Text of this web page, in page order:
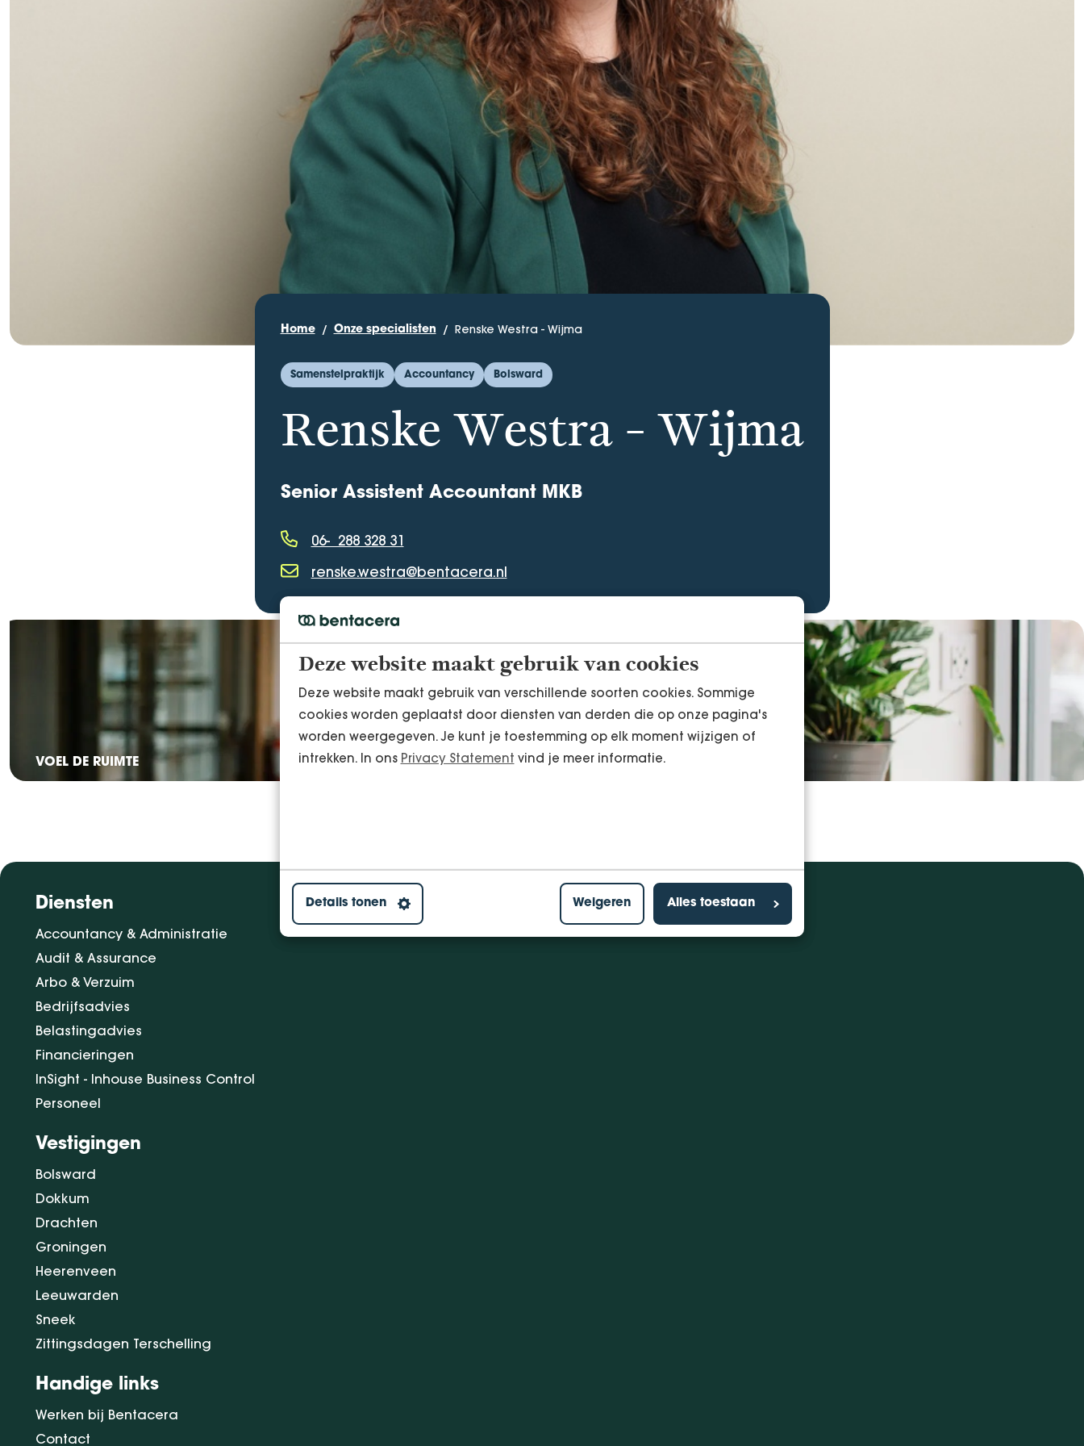
Deze website maakt gebruik van cookies
Deze website maakt gebruik van verschillende soorten cookies. Sommige
cookies worden geplaatst door diensten van derden die op onze pagina's
worden weergegeven. Je kunt je toestemming op elk moment wijzigen of
intrekken. In ons Privacy Statement vind je meer informatie.
Details tonen Weigeren Alles toestaan
Home Onze specialisten Renske Westra - Wijma
Samenstelpraktijk Accountancy Bolsward
Renske Westra - Wijma
Senior Assistent Accountant MKB
Telefoonnummer
06- 288 328 31
E-mailadres
renske.westra@bentacera.nl
VOEL DE RUIMTE
Diensten
Accountancy & Administratie
Audit & Assurance
Arbo & Verzuim
Bedrijfsadvies
Belastingadvies
Financieringen
InSight - Inhouse Business Control
Personeel
Vestigingen
Bolsward
Dokkum
Drachten
Groningen
Heerenveen
Leeuwarden
Sneek
Zittingsdagen Terschelling
Handige links
Werken bij Bentacera
Contact